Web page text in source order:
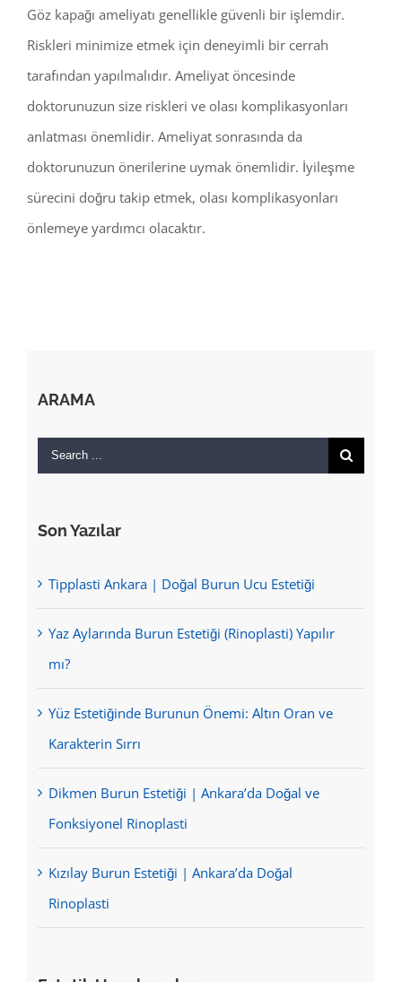
Göz kapağı ameliyatı genellikle güvenli bir işlemdir.
Riskleri minimize etmek için deneyimli bir cerrah
tarafından yapılmalıdır. Ameliyat öncesinde
doktorunuzun size riskleri ve olası komplikasyonları
anlatması önemlidir. Ameliyat sonrasında da
doktorunuzun önerilerine uymak önemlidir. İyileşme
sürecini doğru takip etmek, olası komplikasyonları
önlemeye yardımcı olacaktır.
ARAMA
Search
Son Yazılar
Tipplasti Ankara | Doğal Burun Ucu Estetiği
Yaz Aylarında Burun Estetiği (Rinoplasti) Yapılır
mı?
Yüz Estetiğinde Burunun Önemi: Altın Oran ve
Karakterin Sırrı
Dikmen Burun Estetiği | Ankara’da Doğal ve
Fonksiyonel Rinoplasti
Kızılay Burun Estetiği | Ankara’da Doğal
Rinoplasti